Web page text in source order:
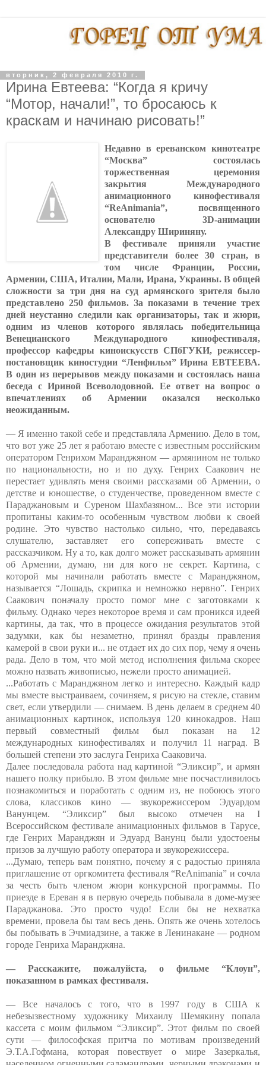
вторник, 2 февраля 2010 г.
Ирина Евтеева: “Когда я кричу
“Мотор, начали!”, то бросаюсь к
краскам и начинаю рисовать!”
Недавно в ереванском кинотеатре
“Москва” состоялась
торжественная церемония
закрытия Международного
анимационного кинофестиваля
“ReAnimania”, посвященного
основателю 3D-анимации
Александру Шириняну.
В фестивале приняли участие
представители более 30 стран, в
том числе Франции, России,
Армении, США, Италии, Мали, Ирана, Украины. В общей
сложности за три дня на суд армянского зрителя было
представлено 250 фильмов. За показами в течение трех
дней неустанно следили как организаторы, так и жюри,
одним из членов которого являлась победительница
Венецианского Международного кинофестиваля,
профессор кафедры киноискусств СПбГУКИ, режиссер-
постановщик киностудии “Ленфильм” Ирина ЕВТЕЕВА.
В один из перерывов между показами и состоялась наша
беседа с Ириной Всеволодовной. Ее ответ на вопрос о
впечатлениях об Армении оказался несколько
неожиданным.
— Я именно такой себе и представляла Армению. Дело в том,
что вот уже 25 лет я работаю вместе с известным российским
оператором Генрихом Маранджяном — армянином не только
по национальности, но и по духу. Генрих Саакович не
перестает удивлять меня своими рассказами об Армении, о
детстве и юношестве, о студенчестве, проведенном вместе с
Параджановым и Суреном Шахбазяном... Все эти истории
пропитаны каким-то особенным чувством любви к своей
родине. Это чувство настолько сильно, что, передаваясь
слушателю, заставляет его сопереживать вместе с
рассказчиком. Ну а то, как долго может рассказывать армянин
об Армении, думаю, ни для кого не секрет. Картина, с
которой мы начинали работать вместе с Маранджяном,
называется “Лошадь, скрипка и немножко нервно”. Генрих
Саакович поначалу просто помог мне с заготовками к
фильму. Однако через некоторое время и сам проникся идеей
картины, да так, что в процессе ожидания результатов этой
задумки, как бы незаметно, принял бразды правления
камерой в свои руки и... не отдает их до сих пор, чему я очень
рада. Дело в том, что мой метод исполнения фильма скорее
можно назвать живописью, нежели просто анимацией.
...Работать с Маранджяном легко и интересно. Каждый кадр
мы вместе выстраиваем, сочиняем, я рисую на стекле, ставим
свет, если утвердили — снимаем. В день делаем в среднем 40
анимационных картинок, используя 120 кинокадров. Наш
первый совместный фильм был показан на 12
международных кинофестивалях и получил 11 наград. В
большей степени это заслуга Генриха Сааковича.
Далее последовала работа над картиной “Эликсир”, и армян
нашего полку прибыло. В этом фильме мне посчастливилось
познакомиться и поработать с одним из, не побоюсь этого
слова, классиков кино — звукорежиссером Эдуардом
Ванунцем. “Эликсир” был высоко отмечен на I
Всероссийском фестивале анимационных фильмов в Тарусе,
где Генрих Маранджян и Эдуард Ванунц были удостоены
призов за лучшую работу оператора и звукорежиссера.
...Думаю, теперь вам понятно, почему я с радостью приняла
приглашение от оргкомитета фестиваля “ReAnimania” и сочла
за честь быть членом жюри конкурсной программы. По
приезде в Ереван я в первую очередь побывала в доме-музее
Параджанова. Это просто чудо! Если бы не нехватка
времени, провела бы там весь день. Опять же очень хотелось
бы побывать в Эчмиадзине, а также в Ленинакане — родном
городе Генриха Маранджяна.
— Расскажите, пожалуйста, о фильме “Клоун”,
показанном в рамках фестиваля.
— Все началось с того, что в 1997 году в США к
небезызвестному художнику Михаилу Шемякину попала
кассета с моим фильмом “Эликсир”. Этот фильм по своей
сути — философская притча по мотивам произведений
Э.Т.А.Гофмана, которая повествует о мире Зазеркалья,